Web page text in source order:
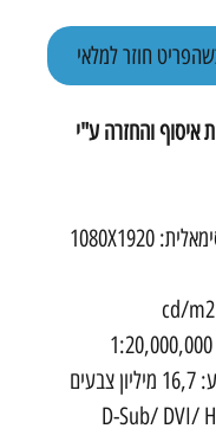
חוזר למלאי
איסוף והחזרה ע"י
רזולוציה מקסימאלית: 1080X1920